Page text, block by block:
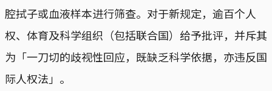
腔拭子或血液样本进行筛查。对于新规定，逾百个人
权、体育及科学组织（包括联合国）给予批评，并斥其
为「一刀切的歧视性回应，既缺乏科学依据，亦违反国
际人权法」。